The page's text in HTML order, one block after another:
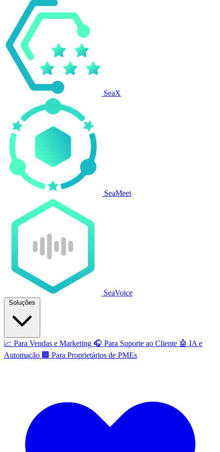
SeaX
SeaMeet
SeaVoice
Soluções
📈 Para Vendas e Marketing 🎧 Para Suporte ao Cliente 🤖 IA e
Automação 🏢 Para Proprietários de PMEs